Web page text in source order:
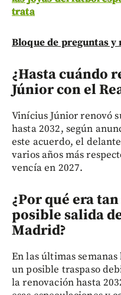
trata
Bloque de preguntas y
¿Hasta cuándo
Júnior con el
Vinícius Júnior renovó
hasta 2032, según
este acuerdo, el
varios años más
vencía en 2027.
¿Por qué era
posible salida
Madrid?
En las últimas
un posible traspaso
la renovación hasta